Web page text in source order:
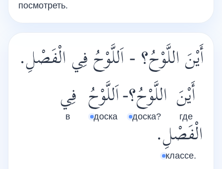
посмотреть.
أَيْنَ اللَّوْحُ؟ - اَللَّوْحُ فِي الْفَصْلِ.
أَيْنَ
где
اللَّوْحُ؟-
доска?
اَللَّوْحُ
доска
فِي
в
الْفَصْلِ.
классе.